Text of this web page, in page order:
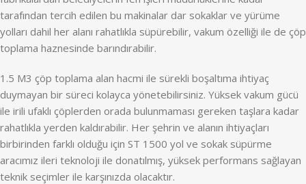
tarafından tercih edilen bu makinalar dar sokaklar ve yürüme
yolları dahil her alanı rahatlıkla süpürebilir, vakum özelliği ile de çöp
toplama haznesinde barındırabilir.
1.5 M3 çöp toplama alan hacmi ile sürekli boşaltıma ihtiyaç
duymayan bir süreci kolayca yönetebilirsiniz. Yüksek vakum gücü
ile irili ufaklı çöplerden orada bulunmaması gereken taşlara kadar
rahatlıkla yerden kaldırabilir. Her şehrin ve alanın ihtiyaçları
birbirinden farklı olduğu için ST 1500 yol ve sokak süpürme
aracımız ileri teknoloji ile donatılmış, yüksek performans sağlayan
teknik seçimler ile karşınızda olacaktır.